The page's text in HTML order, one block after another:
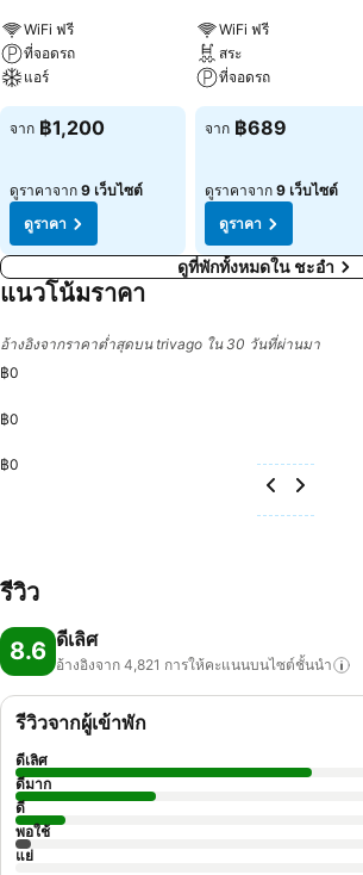
WiFi ฟรี
ที่จอดรถ
แอร์
จาก ฿1,200
ดูราคาจาก 9 เว็บไซต์
ดูราคา
WiFi ฟรี
สระ
ที่จอดรถ
จาก ฿689
ดูราคาจาก 9 เว็บไซต์
ดูราคา
ดูที่พักทั้งหมดใน ชะอำ
แนวโน้มราคา
อ้างอิงจากราคาต่ำสุดบน trivago ใน 30 วันที่ผ่านมา
฿0
฿0
฿0
รีวิว
8.6 ดีเลิศ
อ้างอิงจาก 4,821 การให้คะแนนบนไซต์ชั้นนำ
รีวิวจากผู้เข้าพัก
ดีเลิศ
ดีมาก
ดี
พอใช้
แย่